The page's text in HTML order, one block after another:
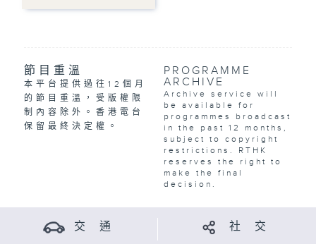
節目重溫
本平台提供過往12個月
的節目重溫，受版權限
制內容除外。香港電台
保留最終決定權。
PROGRAMME
ARCHIVE
Archive service will
be available for
programmes broadcast
in the past 12 months,
subject to copyright
restrictions. RTHK
reserves the right to
make the final
decision.
交 通 社 交